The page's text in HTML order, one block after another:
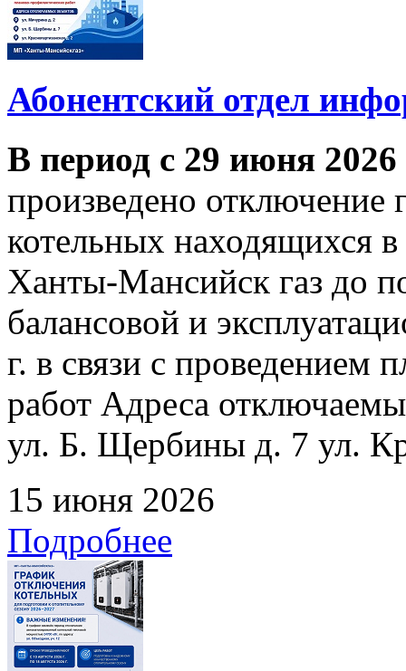
Абонентский отдел
В период с 29 июня
произведено отключение
котельных находящихся
Ханты-Мансийск газ до
балансовой и
г. в связи с проведением
работ Адреса
ул. Б. Щербины д. 7 ул.
15 июня 2026
Подробнее